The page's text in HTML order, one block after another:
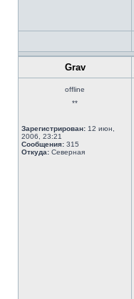
Grav
offline
**
Зарегистрирован: 12 июн,
2006, 23:21
Сообщения: 315
Откуда: Северная